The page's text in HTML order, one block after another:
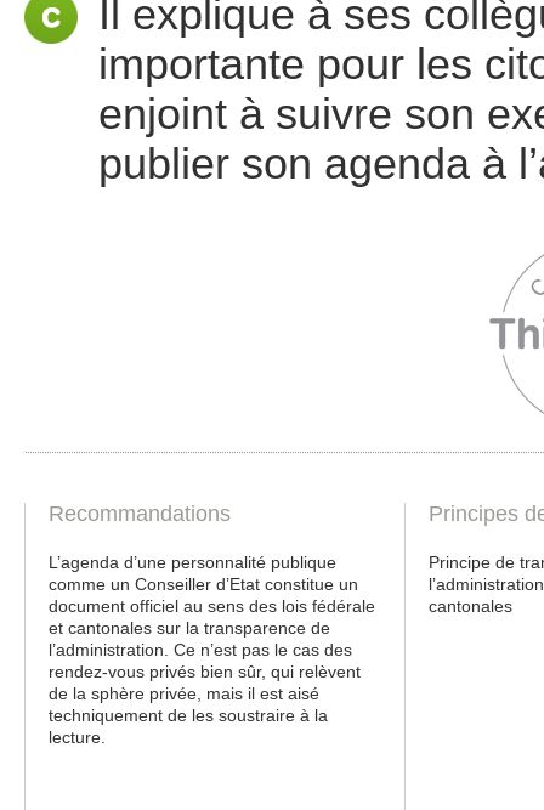
Il explique à ses
importante pour les
enjoint à suivre son
publier son agenda à
Recommandations
L’agenda d’une personnalité publique
comme un Conseiller d’Etat constitue un
document officiel au sens des lois fédérale
et cantonales sur la transparence de
l’administration. Ce n’est pas le cas des
rendez-vous privés bien sûr, qui relèvent
de la sphère privée, mais il est aisé
techniquement de les soustraire à la
lecture.
Principes
Principe de
cantonales